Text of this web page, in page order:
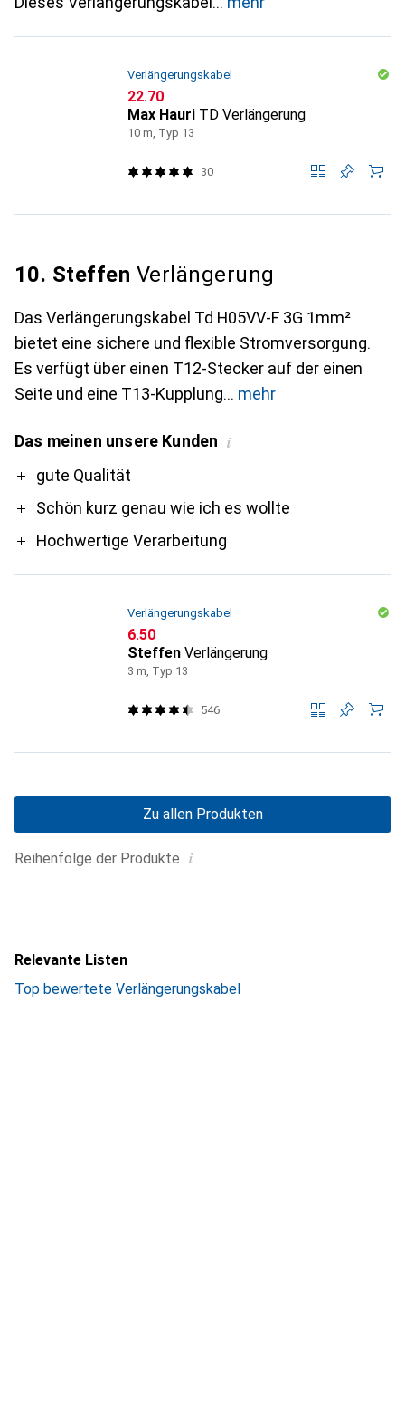
Verlängerungskabel
CHF
22.70
Max Hauri TD Verlängerung
10 m, Typ 13
30
10. Steffen Verlängerung
Das Verlängerungskabel Td H05VV-F 3G 1mm²
bietet eine sichere und flexible Stromversorgung.
Es verfügt über einen T12-Stecker auf der einen
Seite und eine T13-Kupplung
mehr
Das meinen unsere Kunden i
Progute Qualität
Schön kurz genau wie ich es wollte
Hochwertige Verarbeitung
Verlängerungskabel
CHF
6.50
Steffen Verlängerung
3 m, Typ 13
546
Reihenfolge der Produkte i
Zu allen Produkten
Relevante Listen
Top bewertete Verlängerungskabel